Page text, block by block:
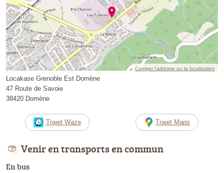
Corriger l’adresse ou la localisation
Locakase Grenoble Est Domène
47 Route de Savoie
38420 Domène
Trajet Waze Trajet Maps
Venir en transports en commun
En bus